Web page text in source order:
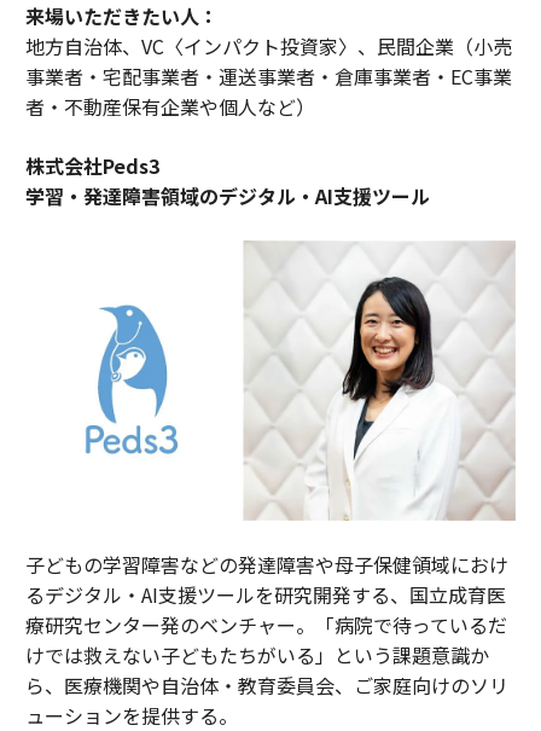
来場いただきたい人：
地方自治体、VC〈インパクト投資家〉、民間企業（小売
事業者・宅配事業者・運送事業者・倉庫事業者・EC事業
者・不動産保有企業や個人など）
株式会社Peds3
学習・発達障害領域のデジタル・AI支援ツール
子どもの学習障害などの発達障害や母子保健領域におけ
るデジタル・AI支援ツールを研究開発する、国立成育医
療研究センター発のベンチャー。「病院で待っているだ
けでは救えない子どもたちがいる」という課題意識か
ら、医療機関や自治体・教育委員会、ご家庭向けのソリ
ューションを提供する。